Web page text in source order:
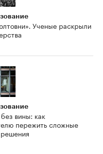
Ученые раскрыли
вины: как
пережить сложные